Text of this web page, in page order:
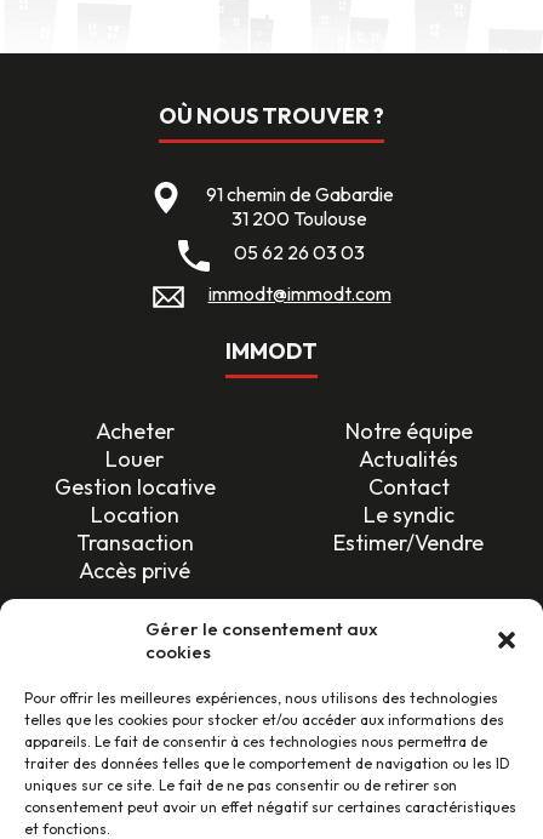
Gérer le consentement aux
cookies
Pour offrir les meilleures expériences, nous utilisons des technologies
telles que les cookies pour stocker et/ou accéder aux informations des
appareils. Le fait de consentir à ces technologies nous permettra de
traiter des données telles que le comportement de navigation ou les ID
uniques sur ce site. Le fait de ne pas consentir ou de retirer son
consentement peut avoir un effet négatif sur certaines caractéristiques
et fonctions.
OÙ NOUS TROUVER ?
91 chemin de Gabardie
31 200 Toulouse
05 62 26 03 03
immodt@immodt.com
IMMODT
Acheter
Notre équipe
Louer
Actualités
Gestion locative
Contact
Location
Le syndic
Transaction
Estimer/Vendre
Accès privé
SUIVEZ-NOUS !
LES AVIS CLIENTS